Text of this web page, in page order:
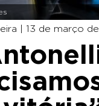
| 13 de março